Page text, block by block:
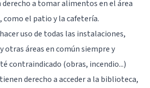
a tomar alimentos en el área
como el patio y la cafetería.
uso de todas las instalaciones,
otras áreas en común siempre y
contraindicado (obras, incendio...)
derecho a acceder a la biblioteca,